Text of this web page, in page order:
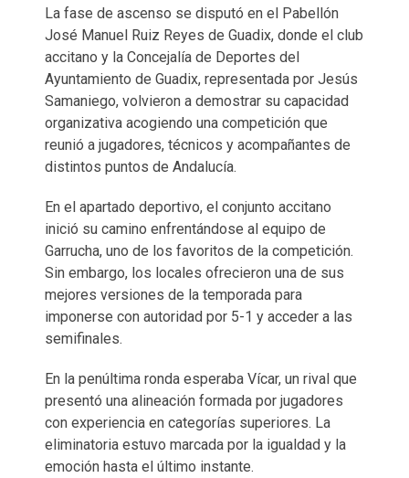
La fase de ascenso se disputó en el Pabellón
José Manuel Ruiz Reyes de Guadix, donde el club
accitano y la Concejalía de Deportes del
Ayuntamiento de Guadix, representada por Jesús
Samaniego, volvieron a demostrar su capacidad
organizativa acogiendo una competición que
reunió a jugadores, técnicos y acompañantes de
distintos puntos de Andalucía.
En el apartado deportivo, el conjunto accitano
inició su camino enfrentándose al equipo de
Garrucha, uno de los favoritos de la competición.
Sin embargo, los locales ofrecieron una de sus
mejores versiones de la temporada para
imponerse con autoridad por 5-1 y acceder a las
semifinales.
En la penúltima ronda esperaba Vícar, un rival que
presentó una alineación formada por jugadores
con experiencia en categorías superiores. La
eliminatoria estuvo marcada por la igualdad y la
emoción hasta el último instante.